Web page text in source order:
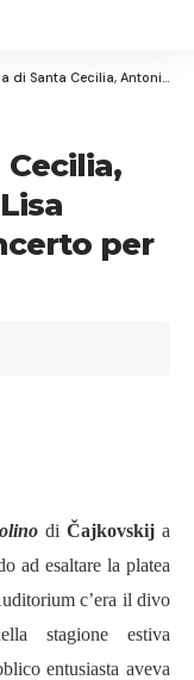
Resizer
Pappano e Lisa Batiashvili per il Concerto per violino di Čajkovskij
per
di Čajkovskija
ad esaltare la platea
c’era il divo
stagione estiva
entusiasta aveva